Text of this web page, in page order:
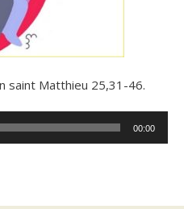
saint Matthieu 25,31-46.
00:00